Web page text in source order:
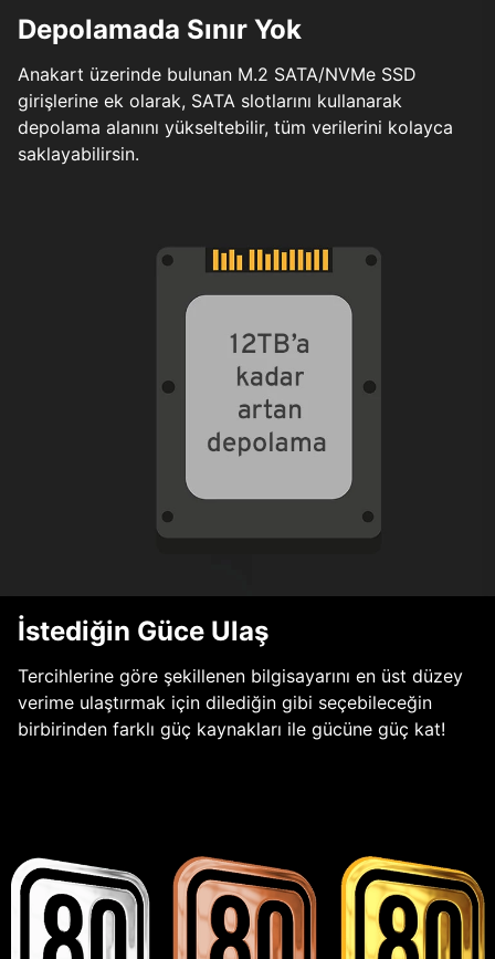
Depolamada Sınır Yok
Anakart üzerinde bulunan M.2 SATA/NVMe SSD
girişlerine ek olarak, SATA slotlarını kullanarak
depolama alanını yükseltebilir, tüm verilerini kolayca
saklayabilirsin.
İstediğin Güce Ulaş
Tercihlerine göre şekillenen bilgisayarını en üst düzey
verime ulaştırmak için dilediğin gibi seçebileceğin
birbirinden farklı güç kaynakları ile gücüne güç kat!